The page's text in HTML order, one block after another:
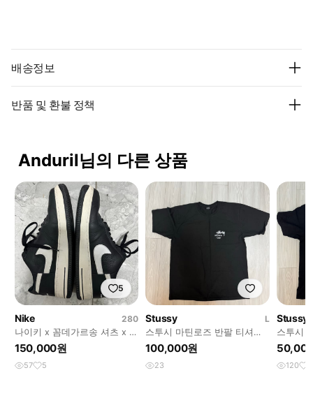
배송정보
반품 및 환불 정책
Anduril님의 다른 상품
5
Nike
280
나이키 x 꼼데가르송 셔츠 x 슈
프림 에어포스 280사이즈
150,000원
57 5
Stussy
L
스투시 마틴로즈 반팔 티셔츠
L사이즈
100,000원
23
Stussy
스투시
이즈
120